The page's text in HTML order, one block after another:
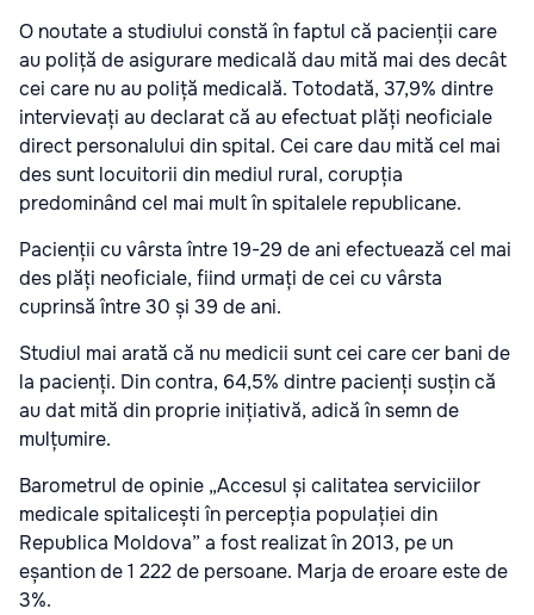
O noutate a studiului constă în faptul că pacienții care
au poliță de asigurare medicală dau mită mai des decât
cei care nu au poliță medicală. Totodată, 37,9% dintre
intervievați au declarat că au efectuat plăți neoficiale
direct personalului din spital. Cei care dau mită cel mai
des sunt locuitorii din mediul rural, corupția
predominând cel mai mult în spitalele republicane.
Pacienții cu vârsta între 19-29 de ani efectuează cel mai
des plăți neoficiale, fiind urmați de cei cu vârsta
cuprinsă între 30 și 39 de ani.
Studiul mai arată că nu medicii sunt cei care cer bani de
la pacienți. Din contra, 64,5% dintre pacienți susțin că
au dat mită din proprie inițiativă, adică în semn de
mulțumire.
Barometrul de opinie „Accesul și calitatea serviciilor
medicale spitalicești în percepția populației din
Republica Moldova” a fost realizat în 2013, pe un
eșantion de 1 222 de persoane. Marja de eroare este de
3%.